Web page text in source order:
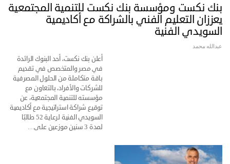
بنك نكست ومؤسسة بنك نكست للتنمية المجتمعية
يعززان التعليم الفني بالشراكة مع أكاديمية
السويدي الفنية
عبدالله محمد
أعلن بنك نكست، أحد البنوك الرائدة
في مصر والمتخصص في تقديم
باقة متكاملة من الحلول المصرفية
للشركات والأفراد، بالتعاون مع
مؤسسته للتنمية المجتمعية، عن
توقيع شراكة استراتيجية مع أكاديمية
السويدي الفنية لرعاية 52 طالبًا
لمدة 3 سنين موزعين على…